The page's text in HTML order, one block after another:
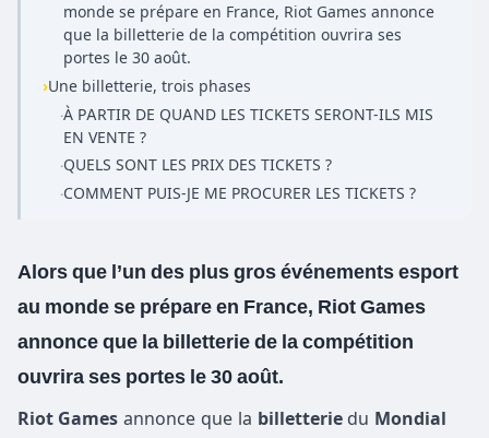
monde se prépare en France, Riot Games annonce
que la billetterie de la compétition ouvrira ses
portes le 30 août.
›Une billetterie, trois phases
·À PARTIR DE QUAND LES TICKETS SERONT-ILS MIS
EN VENTE ?
·QUELS SONT LES PRIX DES TICKETS ?
·COMMENT PUIS-JE ME PROCURER LES TICKETS ?
Alors que l’un des plus gros événements esport
au monde se prépare en France, Riot Games
annonce que la billetterie de la compétition
ouvrira ses portes le 30 août.
Riot Games annonce que la billetterie du Mondial